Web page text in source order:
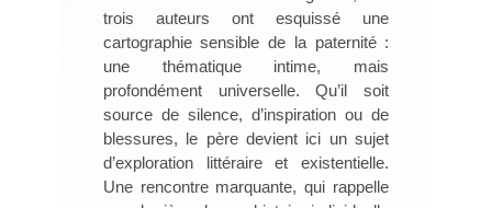
trois auteurs ont esquissé une
cartographie sensible de la paternité :
une thématique intime, mais
profondément universelle. Qu’il soit
source de silence, d’inspiration ou de
blessures, le père devient ici un sujet
d’exploration littéraire et existentielle.
Une rencontre marquante, qui rappelle